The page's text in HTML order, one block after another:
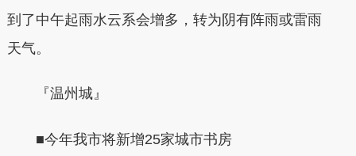
到了中午起雨水云系会增多，转为阴有阵雨或雷雨
天气。
『温州城』
■今年我市将新增25家城市书房